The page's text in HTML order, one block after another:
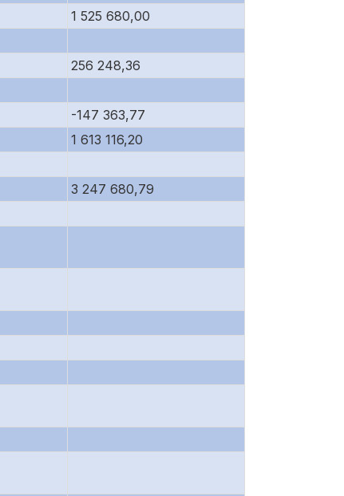
1 525 680,00
256 248,36
-147 363,77
1 613 116,20
3 247 680,79